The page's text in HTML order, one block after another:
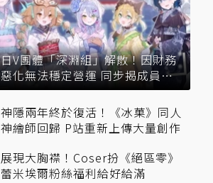
日V團體「深淵組」解散！因財務
惡化無法穩定營運 同步揭成員未
來去向
神隱兩年終於復活！《冰菓》同人
神繪師回歸 P站重新上傳大量創作
展現大胸襟！Coser扮《絕區零》
蕾米埃爾粉絲福利給好給滿